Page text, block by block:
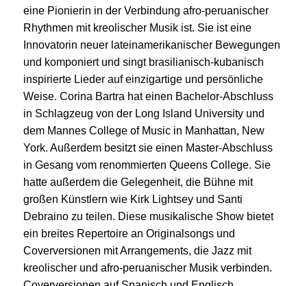
eine Pionierin in der Verbindung afro-peruanischer
Rhythmen mit kreolischer Musik ist. Sie ist eine
Innovatorin neuer lateinamerikanischer Bewegungen
und komponiert und singt brasilianisch-kubanisch
inspirierte Lieder auf einzigartige und persönliche
Weise. Corina Bartra hat einen Bachelor-Abschluss
in Schlagzeug von der Long Island University und
dem Mannes College of Music in Manhattan, New
York. Außerdem besitzt sie einen Master-Abschluss
in Gesang vom renommierten Queens College. Sie
hatte außerdem die Gelegenheit, die Bühne mit
großen Künstlern wie Kirk Lightsey und Santi
Debraino zu teilen. Diese musikalische Show bietet
ein breites Repertoire an Originalsongs und
Coverversionen mit Arrangements, die Jazz mit
kreolischer und afro-peruanischer Musik verbinden.